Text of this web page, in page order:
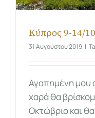
Κύπρος 9-14/10
31 Αυγούστου 2019 |
Αγαπημένη μου
χαρά θα
Οκτώβριο και